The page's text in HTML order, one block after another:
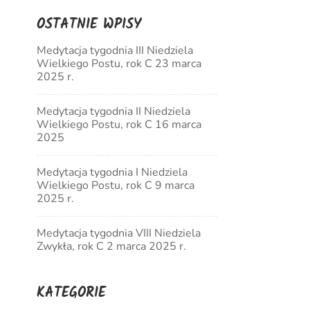
OSTATNIE WPISY
Medytacja tygodnia III Niedziela
Wielkiego Postu, rok C 23 marca
2025 r.
Medytacja tygodnia II Niedziela
Wielkiego Postu, rok C 16 marca
2025
Medytacja tygodnia I Niedziela
Wielkiego Postu, rok C 9 marca
2025 r.
Medytacja tygodnia VIII Niedziela
Zwykła, rok C 2 marca 2025 r.
KATEGORIE